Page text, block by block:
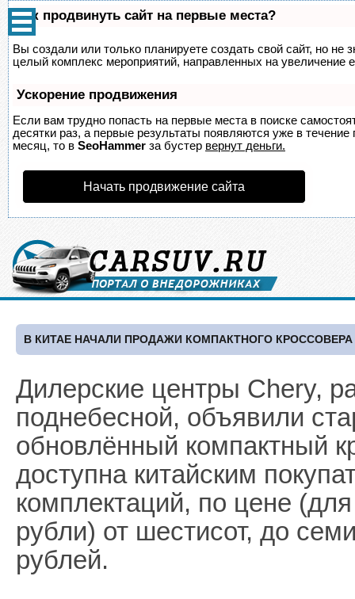
Как продвинуть сайт на первые места?
Вы создали или только планируете создать свой сайт, но не
целый комплекс мероприятий, направленных на увеличение
Ускорение продвижения
Если вам трудно попасть на первые места в поиске
десятки раз, а первые результаты появляются уже в
месяц, то в SeoHammer за бустер вернут деньги.
Начать продвижение сайта
В КИТАЕ НАЧАЛИ ПРОДАЖИ КОМПАКТНОГО КРОССОВЕРА
Дилерские центры Chery,
поднебесной, объявили
обновлённый компактный
доступна китайским
комплектаций, по цене
рубли) от шестисот, до
рублей.